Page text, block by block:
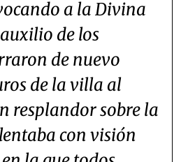
a la Divina
de los
de nuevo
de la villa al
resplandor sobre la
con visión